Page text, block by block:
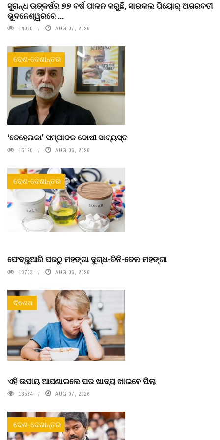
ସୁଗନ୍ଧ ଉତ୍କର୍ଷର ୭୭ ବର୍ଷ ପାଳନ କରୁଛି, ସାଇକଲ ପିୟୋର୍‌ ଅଗରବତୀ
ଭୁବନେଶ୍ୱରରେ ...
14030 AUG 07, 2026
ଦେଶ-ଦେଶାନ୍ତର
‘ତେହେଲକା’ ସମ୍ପାଦକ ଦୋଷୀ ସାବ୍ୟସ୍ତ
15190 AUG 06, 2026
ଦେଶ-ଦେଶାନ୍ତର
ଫେବ୍ରୁଆରି ପରଠୁ ମହଙ୍ଗା ଦୁଗ୍ଧ-ଚିନି-ତେଲ ମହଙ୍ଗା
13703 AUG 06, 2026
ବିଶେଷ
ଏହି ଉପାୟ ଆପଣାଇଲେ ଘର ଖାଦ୍ୟ ଖାଇବେ ପିଲା
13584 AUG 07, 2026
ଦେଶ-ଦେଶାନ୍ତର